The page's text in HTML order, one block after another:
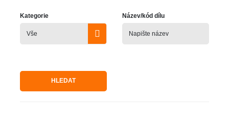
Kategorie Název/kód dílu
HLEDAT